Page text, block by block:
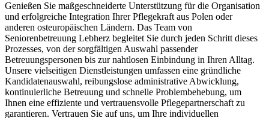
Genießen Sie maßgeschneiderte Unterstützung für die Organisation
und erfolgreiche Integration Ihrer Pflegekraft aus Polen oder
anderen osteuropäischen Ländern. Das Team von
Seniorenbetreuung Lebherz begleitet Sie durch jeden Schritt dieses
Prozesses, von der sorgfältigen Auswahl passender
Betreuungspersonen bis zur nahtlosen Einbindung in Ihren Alltag.
Unsere vielseitigen Dienstleistungen umfassen eine gründliche
Kandidatenauswahl, reibungslose administrative Abwicklung,
kontinuierliche Betreuung und schnelle Problembehebung, um
Ihnen eine effiziente und vertrauensvolle Pflegepartnerschaft zu
garantieren. Vertrauen Sie auf uns, um Ihre individuellen